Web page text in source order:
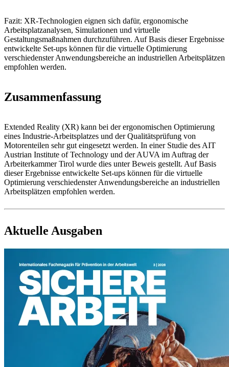
Fazit: XR-Technologien eignen sich dafür, ergonomische
Arbeitsplatzanalysen, Simulationen und virtuelle
Gestaltungsmaßnahmen durchzuführen. Auf Basis dieser Ergebnisse
entwickelte Set-ups können für die virtuelle Optimierung
verschiedenster Anwendungsbereiche an industriellen Arbeitsplätzen
empfohlen werden.
Zusammenfassung
Extended Reality (XR) kann bei der ergonomischen Optimierung
eines Industrie-Arbeitsplatzes und der Qualitätsprüfung von
Motorenteilen sehr gut eingesetzt werden. In einer Studie des AIT
Austrian Institute of Technology und der AUVA im Auftrag der
Arbeiterkammer Tirol wurde dies unter Beweis gestellt. Auf Basis
dieser Ergebnisse entwickelte Set-ups können für die virtuelle
Optimierung verschiedenster Anwendungsbereiche an industriellen
Arbeitsplätzen empfohlen werden.
Aktuelle Ausgaben